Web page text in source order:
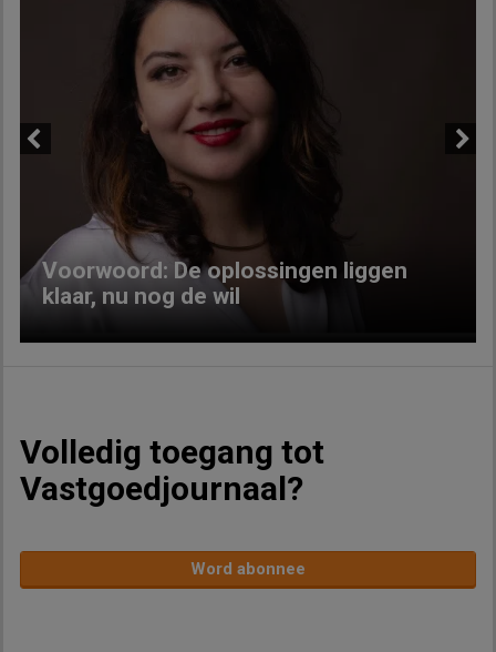
Voorwoord: De oplossingen liggen
klaar, nu nog de wil
Volledig toegang tot
Vastgoedjournaal?
Word abonnee